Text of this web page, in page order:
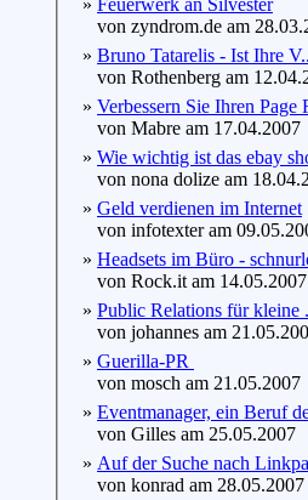
» Feuerwerk an Silvester
von zyndrom.de am
» Bruno Tatarelis - Ist Ihre
von Rothenberg am
» Verbessern Sie Ihren Page
von Mabre am 17.04.2007
» Wie wichtig ist das ebay
von nona dolize am
» Geld verdienen im Internet
von infotexter am
» Headsets im Büro -
von Rock.it am 14.05.2007
» Public Relations für kleine
von johannes am
» Guerilla-PR
von mosch am 21.05.2007
» Eventmanager, ein Beruf
von Gilles am 25.05.2007
» Auf der Suche nach
von konrad am 28.05.2007